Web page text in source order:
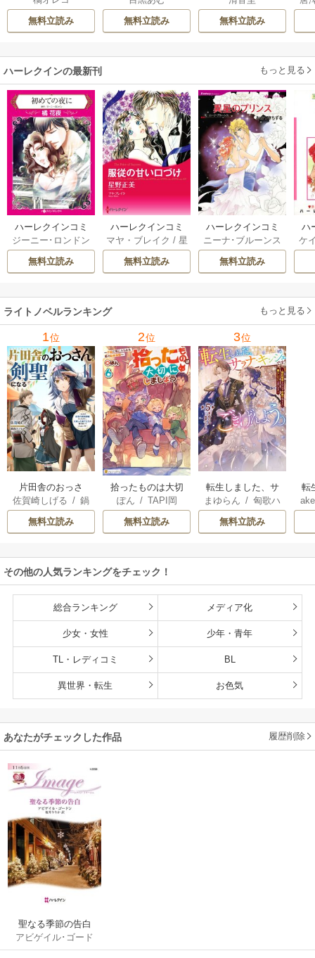
無料立読み
無料立読み
無料立読み
ハーレクインの最新刊 もっと見る
ハーレクインコミ
ックス セット 202
6年 vol.1064 1巻
ジーニー･ロンドン
橘花夜 / メアリ
ー･ライアンズ
ーガン/星合操/ア
ン･ウィール/ 津寺
里可子
無料立読み
ハーレクインコミ
ックス セット 202
6年 vol.1002 1巻
マヤ・ブレイク / 星
野正美/
ヘレン･ブ
ルックス/のわきね
ウェイ/一重夕子
無料立読み
ハーレクインコミ
ックス セット 202
6年 vol.1063 1巻
ニーナ･ブルーンス
おおつきちずる
レベッカ･ヨーク
ーディ/海野みつる
サラ･ウッド/流
水凛子
無料立読み
ハ
ッ
ケ
ザ
ライトノベルランキング もっと見る
1位
片田舎のおっさ
ん、剣聖になる
～ただの田舎の剣
術師範だったの
たちが俺を放って
くれない件～
佐賀崎しげる /鍋
島テツヒロ
無料立読み
2位
拾ったものは大切
にしましょう ～子
狼に気に入られた
男の転移物語～
ぽん / TAPI岡
無料立読み
3位
転生しました、サ
ラナ・キンジェで
す。ごきげんよ
う。
まゆらん /匈歌ハ
トリ
無料立読み
転
帝
その他の人気ランキングをチェック！
総合ランキング メディア化
少女・女性 少年・青年
TL・レディコミ BL
異世界・転生 お色気
あなたがチェックした作品 履歴削除
聖なる季節の告白
アビゲイル･ゴード
ン/桜井りりか